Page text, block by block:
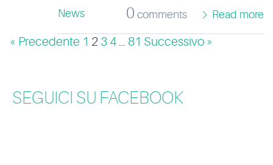
News 0 comments Read more
« Precedente 1 2 34 … 81 Successivo »
SEGUICI SU FACEBOOK